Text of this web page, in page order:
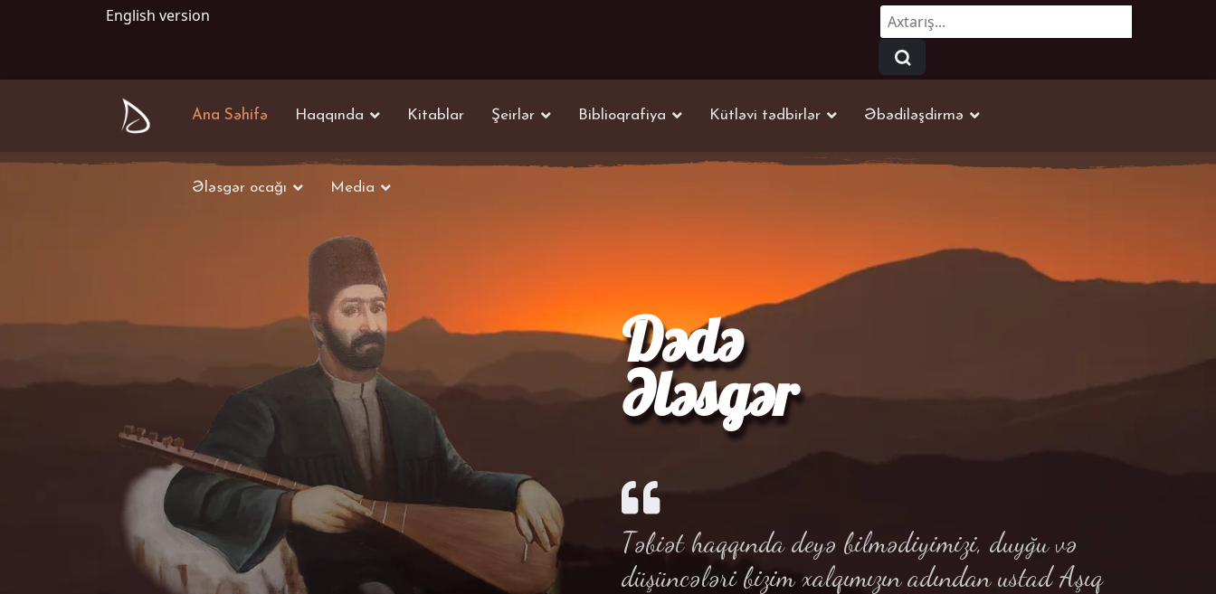
English version Axtarmaq...
Ana Səhifə Haqqında Kitablar Şeirlər Biblioqrafiya Kütləvi tədbirlər Əbədiləşdirmə
Ələsgər ocağı Media
Dədə
Ələsgər
Təbiət haqqında deyə bilmədiyimizi, duyğu və
düşüncələri bizim xalqımızın adından ustad Aşıq